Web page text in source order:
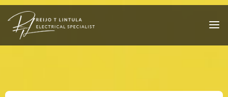
Skip
content